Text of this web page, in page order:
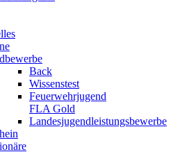
Back
Wissenstest
Feuerwehrjugend
FLA Gold
Landesjugendleistungsbewerbe